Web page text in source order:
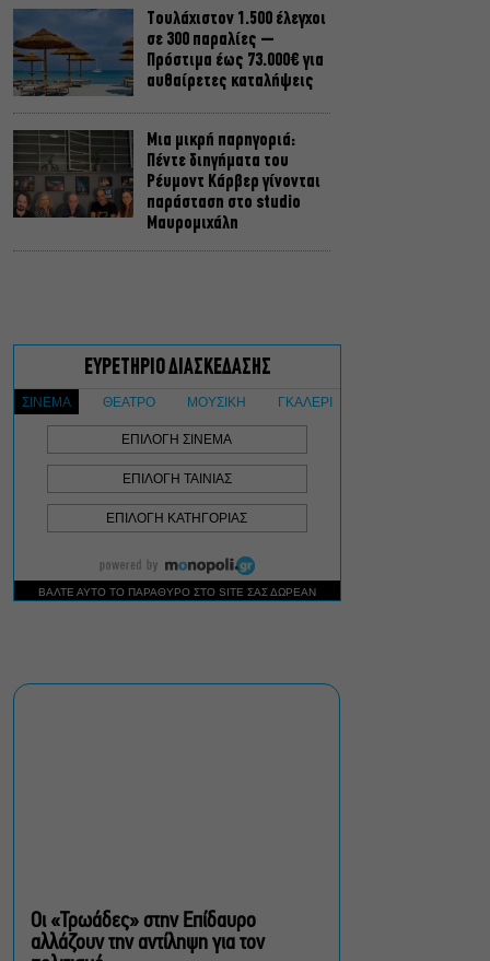
Τουλάχιστον 1.500 έλεγχοι
σε 300 παραλίες –
Πρόστιμα έως 73.000€ για
αυθαίρετες καταλήψεις
Μια μικρή παρηγοριά:
Πέντε διηγήματα του
Ρέυμοντ Κάρβερ γίνονται
παράσταση στο studio
Μαυρομιχάλη
ραντεβού
Πόρτο Γερμενό: Ξεκινούν
οι αιτήσεις αποζημίωσης
για τους πυρόπληκτους –
Πάνω από 100 σπίτια
καταστράφηκαν
Βάζετε αντηλιακό αλλά οι
πανάδες επιμένουν; Τα
λάθη που αφήνουν το
δέρμα εκτεθειμένο
Ακροναυπλίας με
Οι «Τρωάδες» στην Επίδαυρο
αλλάζουν την αντίληψη για τον